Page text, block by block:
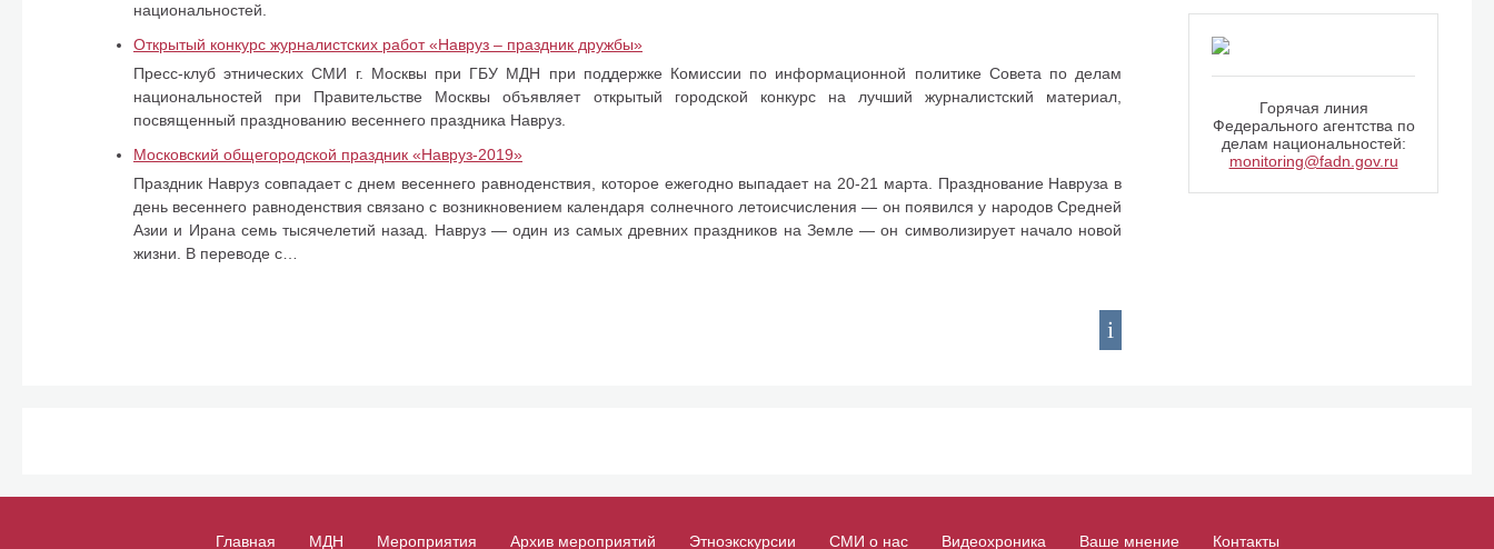
национальностей.
Открытый конкурс журналистских работ «Навруз – праздник дружбы»
Пресс-клуб этнических СМИ г. Москвы при ГБУ МДН при поддержке Комиссии по информационной политике Совета по делам
национальностей при Правительстве Москвы объявляет открытый городской конкурс на лучший журналистский материал,
посвященный празднованию весеннего праздника Навруз.
Московский общегородской праздник «Навруз-2019»
Праздник Навруз совпадает с днем весеннего равноденствия, которое ежегодно выпадает на 20-21 марта. Празднование Навруза в
день весеннего равноденствия связано с возникновением календаря солнечного летоисчисления — он появился у народов Средней
Азии и Ирана семь тысячелетий назад. Навруз — один из самых древних праздников на Земле — он символизирует начало новой
жизни. В переводе с…
Горячая линия
Федерального агентства по
делам национальностей:
monitoring@fadn.gov.ru
Главная МДН Мероприятия Архив мероприятий Этноэкскурсии СМИ о нас Видеохроника Ваше мнение Контакты